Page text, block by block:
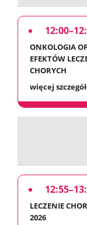
ONKOLOGIA
EFEKTÓW
CHORYCH
więcej
LECZENIE
2026